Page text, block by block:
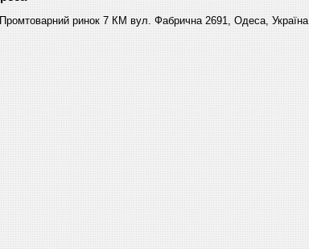
Промтоварний ринок 7 КМ вул. Фабрична 2691, Одеса, Україна